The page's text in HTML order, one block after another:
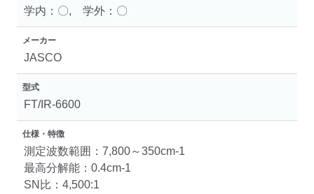
学内：〇, 学外：〇
メーカー
JASCO
型式
FT/IR-6600
仕様・特徴
測定波数範囲：7,800～350cm-1
最高分解能：0.4cm-1
SN比：4,500:1